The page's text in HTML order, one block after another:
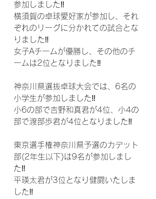
参加しました‼
横須賀の卓球愛好家が参加し、それ
ぞれのリーグに分かれての試合とな
りました‼
女子Aチームが優勝し、その他のチ
ームは2位となりました‼
神奈川県選抜卓球大会では、6名の
小学生が参加しました‼
小6の部で吉野和真君が4位、小4の
部で渡部歩君が4位となりました‼
東京選手権神奈川県予選のカデット
部(2年生以下)は9名が参加しまし
た‼
平瑛太君が3位となり健闘いたしま
した‼